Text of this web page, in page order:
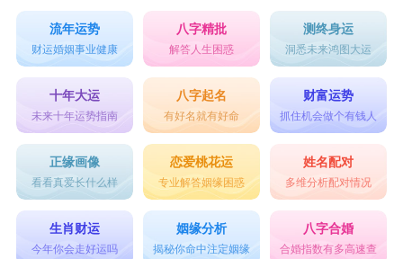
流年运势
财运婚姻事业健康
八字精批
解答人生困惑
测终身运
洞悉未来鸿图大运
十年大运
未来十年运势指南
八字起名
有好名就有好命
财富运势
抓住机会做个有钱人
正缘画像
看看真爱长什么样
恋爱桃花运
专业解答姻缘困惑
姓名配对
多维分析配对情况
生肖财运
今年你会走好运吗
姻缘分析
揭秘你命中注定姻缘
八字合婚
合婚指数有多高速查